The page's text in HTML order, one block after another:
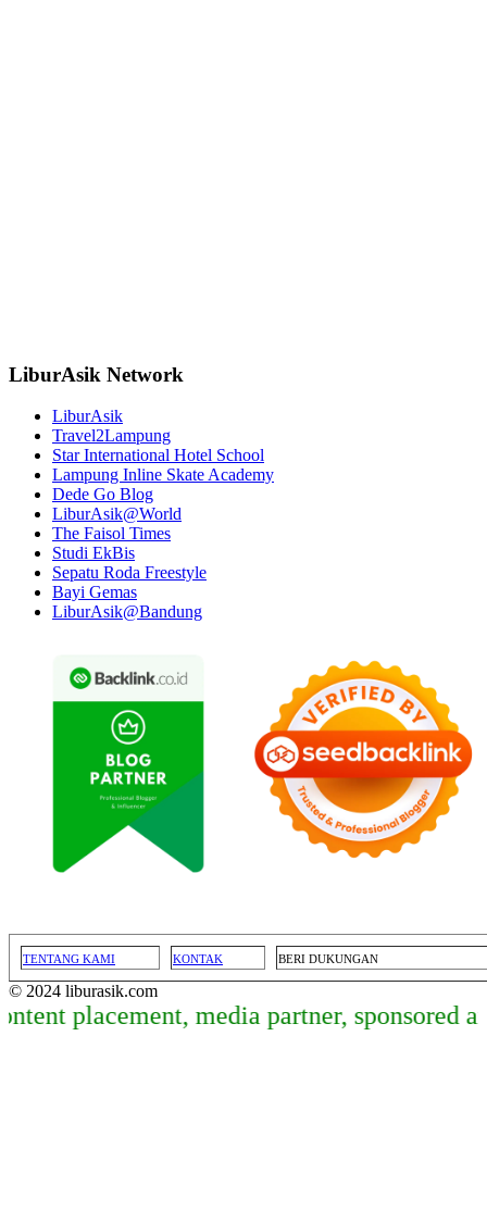
LiburAsik Network
LiburAsik
Travel2Lampung
Star International Hotel School
Lampung Inline Skate Academy
Dede Go Blog
LiburAsik@World
The Faisol Times
Studi EkBis
Sepatu Roda Freestyle
Bayi Gemas
LiburAsik@Bandung
TENTANG KAMI KONTAK BERI DUKUNGAN
© 2024 liburasik.com
media partner, sponsored article,